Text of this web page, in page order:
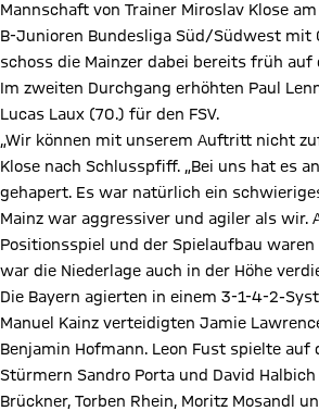
Mannschaft von Trainer Miroslav Klose
B-Junioren Bundesliga Süd/Südwest mit
schoss die Mainzer dabei bereits früh auf
Im zweiten Durchgang erhöhten Paul
Lucas Laux (70.) für den FSV.
„Wir können mit unserem Auftritt nicht
Klose nach Schlusspfiff. „Bei uns hat es
gehapert. Es war natürlich ein
Mainz war aggressiver und agiler als wir.
Positionsspiel und der Spielaufbau
war die Niederlage auch in der Höhe
Die Bayern agierten in einem 3-1-4-2-
Manuel Kainz verteidigten Jamie
Benjamin Hofmann. Leon Fust spielte auf
Stürmern Sandro Porta und David
Brückner, Torben Rhein, Moritz Mosandl